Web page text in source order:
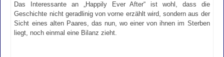
Das Interessante an „Happily Ever After“ ist wohl, dass die
Geschichte nicht geradlinig von vorne erzählt wird, sondern aus der
Sicht eines alten Paares, das nun, wo einer von ihnen im Sterben
liegt, noch einmal eine Bilanz zieht.